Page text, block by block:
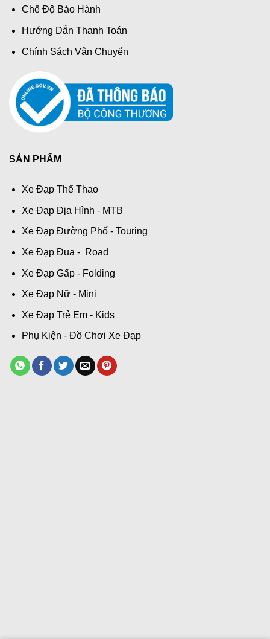
Chế Độ Bảo Hành
Hướng Dẫn Thanh Toán
Chính Sách Vận Chuyển
SẢN PHẨM
Xe Đạp Thể Thao
Xe Đạp Địa Hình - MTB
Xe Đạp Đường Phố - Touring
Xe Đạp Đua - Road
Xe Đạp Gấp - Folding
Xe Đạp Nữ - Mini
Xe Đạp Trẻ Em - Kids
Phụ Kiện - Đồ Chơi Xe Đạp